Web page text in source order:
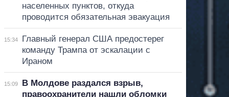
населенных пунктов, откуда
проводится обязательная эвакуация
15:34
Главный генерал США предостерег
команду Трампа от эскалации с
Ираном
15:09
В Молдове раздался взрыв,
правоохранители нашли обломки